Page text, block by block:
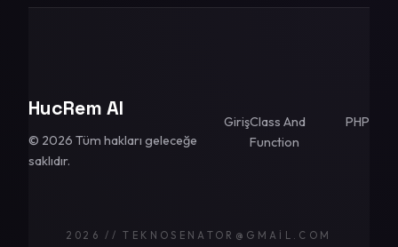
HucRem AI
© 2026 Tüm hakları geleceğe
saklıdır.
GirişClass And
Function
PHP
2026 // TEKNOSENATOR@GMAIL.COM